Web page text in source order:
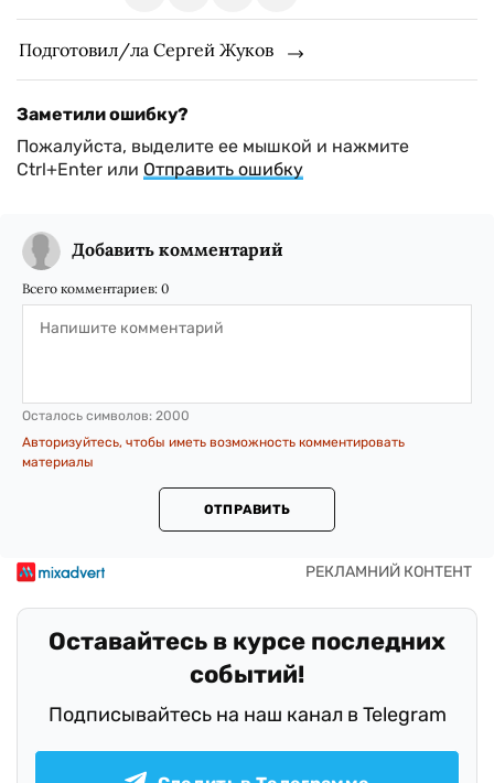
Подготовил/ла Сергей Жуков
Заметили ошибку?
Пожалуйста, выделите ее мышкой и нажмите
Ctrl+Enter или Отправить ошибку
Добавить комментарий
Всего комментариев: 0
Осталось символов: 2000
Авторизуйтесь, чтобы иметь возможность комментировать
материалы
ОТПРАВИТЬ
Оставайтесь в курсе последних
событий!
Подписывайтесь на наш канал в Telegram